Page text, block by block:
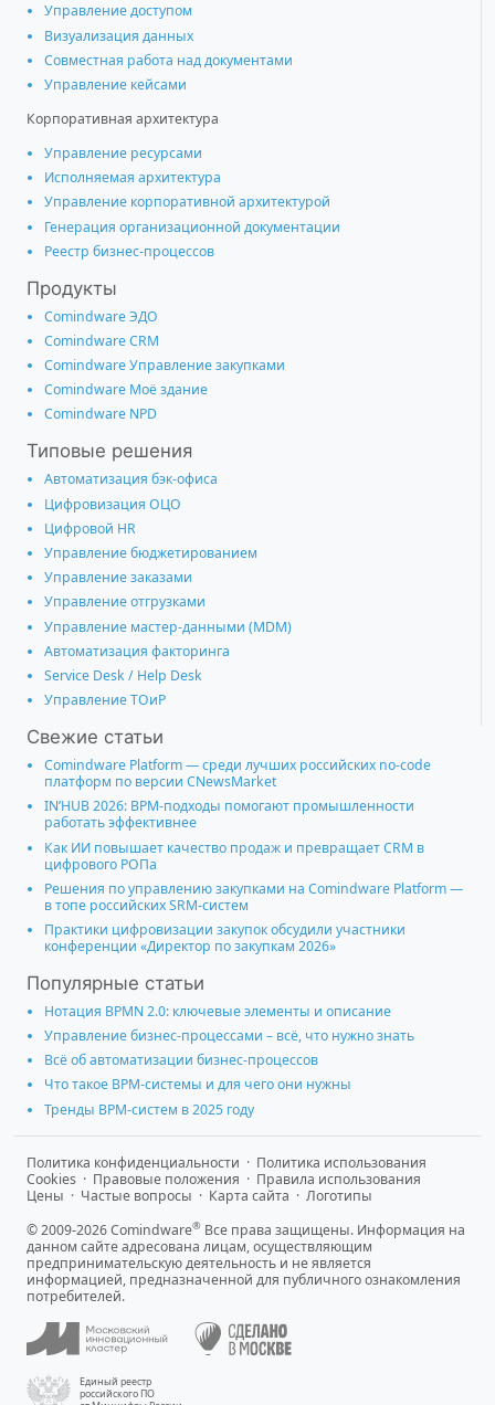
Управление доступом
Визуализация данных
Совместная работа над документами
Управление кейсами
Корпоративная архитектура
Управление ресурсами
Исполняемая архитектура
Управление корпоративной архитектурой
Генерация организационной документации
Реестр бизнес-процессов
Продукты
Comindware ЭДО
Comindware CRM
Comindware Управление закупками
Comindware Моё здание
Comindware NPD
Типовые решения
Автоматизация бэк-офиса
Цифровизация ОЦО
Цифровой HR
Управление бюджетированием
Управление заказами
Управление отгрузками
Управление мастер-данными (MDM)
Автоматизация факторинга
Service Desk / Help Desk
Управление ТОиР
Свежие статьи
Comindware Platform — среди лучших российских no-code
платформ по версии CNewsMarket
IN’HUB 2026: BPM-подходы помогают промышленности
работать эффективнее
Как ИИ повышает качество продаж и превращает CRM в
цифрового РОПа
Решения по управлению закупками на Comindware Platform —
в топе российских SRM-систем
Практики цифровизации закупок обсудили участники
конференции «Директор по закупкам 2026»
Популярные статьи
Нотация BPMN 2.0: ключевые элементы и описание
Управление бизнес-процессами – всё, что нужно знать
Всё об автоматизации бизнес-процессов
Что такое BPM-системы и для чего они нужны
Тренды BPM-систем в 2025 году
Политика конфиденциальности · Политика использования
Cookies · Правовые положения · Правила использования
Цены · Частые вопросы · Карта сайта · Логотипы
© 2009-2026 Comindware® Все права защищены. Информация на
данном сайте адресована лицам, осуществляющим
предпринимательскую деятельность и не является
информацией, предназначенной для публичного ознакомления
потребителей.
Единый реестр
российского ПО